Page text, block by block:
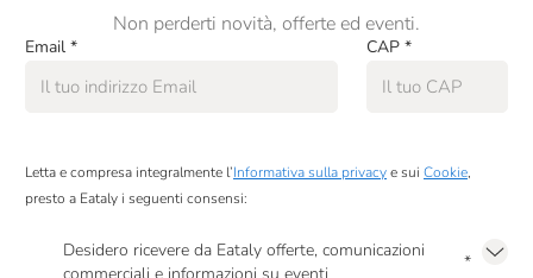
Non perderti novità, offerte ed eventi.
Email * CAP *
Letta e compresa integralmente l’Informativa sulla privacye sui Cookie,
presto a Eataly i seguenti consensi:
Desidero ricevere da Eataly offerte, comunicazioni
*